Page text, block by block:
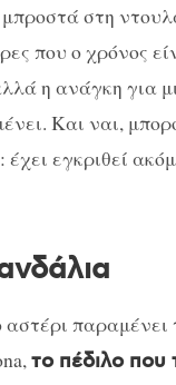
μπροστά στη
που ο χρόνος
η ανάγκη για
Και ναι,
εγκριθεί
παραμένει
το πέδιλο που